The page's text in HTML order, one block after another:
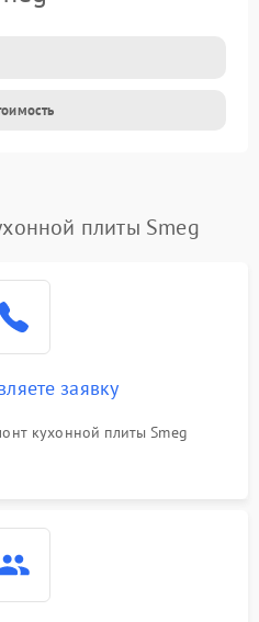
плиты Smeg
заявку
кухонной плиты Smeg